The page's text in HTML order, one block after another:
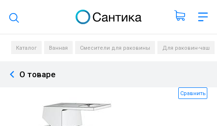
Поиск по каталогу
Каталог Ванная Смесители для раковины Для раковин-чаш
О товаре
Сравнить